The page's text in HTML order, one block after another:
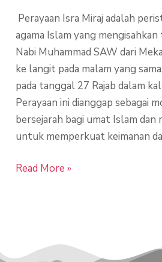
Perayaan Isra Miraj adalah
agama Islam yang
Nabi Muhammad SAW dari
ke langit pada malam yang
pada tanggal 27 Rajab dalam
Perayaan ini dianggap sebagai
bersejarah bagi umat Islam dan
untuk memperkuat keimanan
Read More »